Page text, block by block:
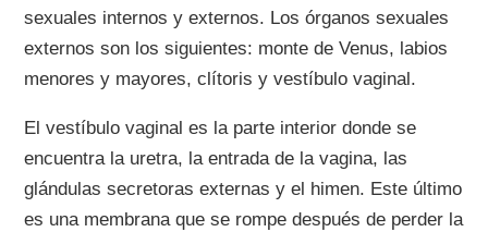
sexuales internos y externos. Los órganos sexuales
externos son los siguientes: monte de Venus, labios
menores y mayores, clítoris y vestíbulo vaginal.
El vestíbulo vaginal es la parte interior donde se
encuentra la uretra, la entrada de la vagina, las
glándulas secretoras externas y el himen. Este último
es una membrana que se rompe después de perder la